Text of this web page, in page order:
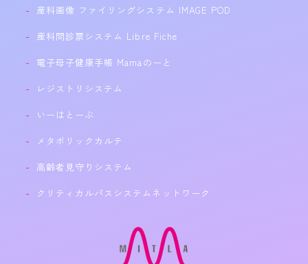
産科画像 ファイリングシステム IMAGE POD
産科問診票システム Libre Fiche
電子母子健康手帳 Mamaのーと
レジストリシステム
いーはとーぶ
メタボリックカルテ
高齢者見守りシステム
クリティカルパスシステムネットワーク